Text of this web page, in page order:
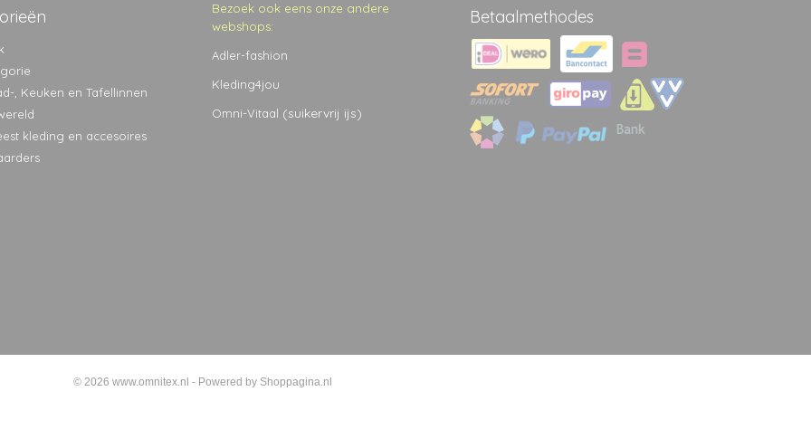
, Keuken en Tafellinnen
kleding en accesoires
Bezoek ook eens onze andere
webshops:
Adler-fashion
Kleding4jou
Omni-Vitaal (suikervrij ijs)
Betaalmethodes
© 2026 www.omnitex.nl - Powered by Shoppagina.nl